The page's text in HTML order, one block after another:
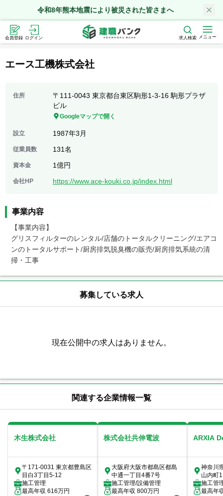
令和8年熊本地震により被災された皆さまへ
会員登録 ログイン 求人検索 メニュー
エース工機株式会社
住所
〒111-0043 東京都台東区駒形1-3-16 駒形プラザ
ビル
Googleマップで開く
設立 1987年3月
従業員数 131名
資本金 1億円
会社HP https://www.ace-kouki.co.jp/index.html
事業内容
【事業内容】
グリスフィルターのレンタル/店舗のトータルクリーニング/エアコ
ンのトータルサポート/厨房排気脱臭機の販売/厨房排気系統の清
掃・工事
募集している求人
現在公開中の求人はありません。
関連する企業情報一覧
木生株式会社
〒171-0031 東京都豊島区
目白3丁目5-12
施工管理
最高年収 616万円
株式会社共伸電波
大阪府大阪市都島区都島
中通一丁目4番7号
施工管理/設備管理
最高年収 800万円
ARXIA
神奈川
山内町
室
施工管
最高年